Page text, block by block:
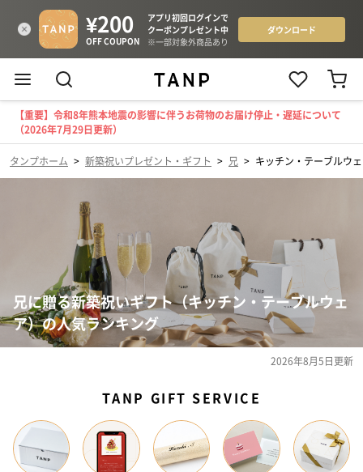
【重要】令和8年熊本地震の影響に伴うお荷物のお届け停止・遅延について
（2026年7月29日更新）
タンプホーム > 新築祝いプレゼント・ギフト > 兄 > キッチン・テーブルウ
兄に贈る新築祝いギフト（キッチン・テーブルウェ
ア）の人気ランキング
2026年8月5日更新
TANP GIFT SERVICE